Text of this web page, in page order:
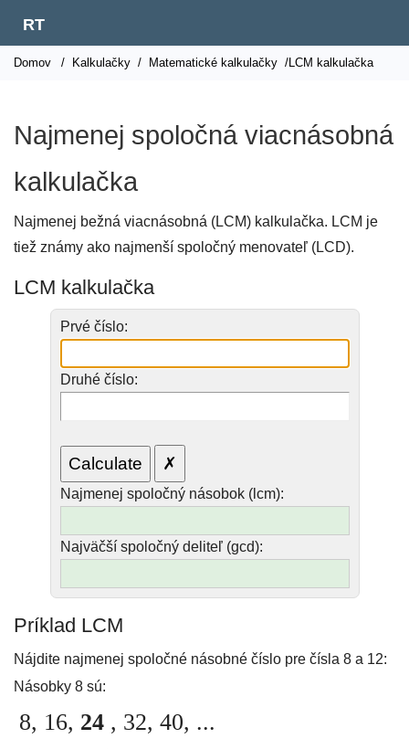
RT
Domov / Kalkulačky / Matematické kalkulačky /LCM kalkulačka
Najmenej spoločná viacnásobná
kalkulačka
Najmenej bežná viacnásobná (LCM) kalkulačka. LCM je
tiež známy ako najmenší spoločný menovateľ (LCD).
LCM kalkulačka
Prvé číslo:
Druhé číslo:
Najmenej spoločný násobok (lcm):
Najväčší spoločný deliteľ (gcd):
Príklad LCM
Nájdite najmenej spoločné násobné číslo pre čísla 8 a 12:
Násobky 8 sú:
8, 16, 24 , 32, 40, ...